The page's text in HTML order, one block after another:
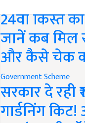
24वीं किस्त
जानें कब मिल
और कैसे चेक
Government Scheme
सरकार दे रही
गार्डनिंग